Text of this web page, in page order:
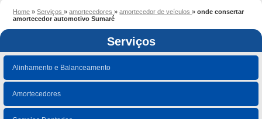
Home »Serviços»amortecedores»amortecedor de veículos»onde consertar
amortecedor automotivo Sumaré
Serviços
Alinhamento e Balanceamento
Amortecedores